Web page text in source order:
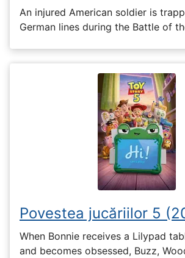
An injured American soldier is
German lines during the Battle of
Povestea jucăriilor 5
When Bonnie receives a Lilypad
and becomes obsessed, Buzz,